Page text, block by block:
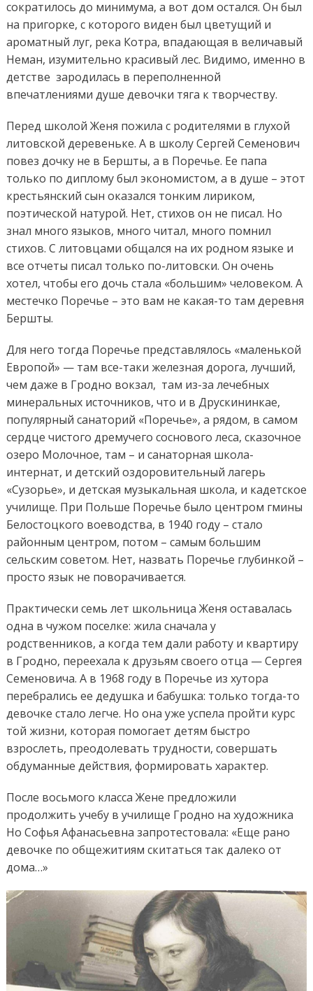
сократилось до минимума, а вот дом остался. Он был
на пригорке, с которого виден был цветущий и
ароматный луг, река Котра, впадающая в величавый
Неман, изумительно красивый лес. Видимо, именно в
детстве зародилась в переполненной
впечатлениями душе девочки тяга к творчеству.
Перед школой Женя пожила с родителями в глухой
литовской деревеньке. А в школу Сергей Семенович
повез дочку не в Бершты, а в Поречье. Ее папа
только по диплому был экономистом, а в душе – этот
крестьянский сын оказался тонким лириком,
поэтической натурой. Нет, стихов он не писал. Но
знал много языков, много читал, много помнил
стихов. С литовцами общался на их родном языке и
все отчеты писал только по-литовски. Он очень
хотел, чтобы его дочь стала «большим» человеком. А
местечко Поречье – это вам не какая-то там деревня
Бершты.
Для него тогда Поречье представлялось «маленькой
Европой» — там все-таки железная дорога, лучший,
чем даже в Гродно вокзал, там из-за лечебных
минеральных источников, что и в Друскининкае,
популярный санаторий «Поречье», а рядом, в самом
сердце чистого дремучего соснового леса, сказочное
озеро Молочное, там – и санаторная школа-
интернат, и детский оздоровительный лагерь
«Сузорье», и детская музыкальная школа, и кадетское
училище. При Польше Поречье было центром гмины
Белостоцкого воеводства, в 1940 году – стало
районным центром, потом – самым большим
сельским советом. Нет, назвать Поречье глубинкой –
просто язык не поворачивается.
Практически семь лет школьница Женя оставалась
одна в чужом поселке: жила сначала у
родственников, а когда тем дали работу и квартиру
в Гродно, переехала к друзьям своего отца — Сергея
Семеновича. А в 1968 году в Поречье из хутора
перебрались ее дедушка и бабушка: только тогда-то
девочке стало легче. Но она уже успела пройти курс
той жизни, которая помогает детям быстро
взрослеть, преодолевать трудности, совершать
обдуманные действия, формировать характер.
После восьмого класса Жене предложили
продолжить учебу в училище Гродно на художника
Но Софья Афанасьевна запротестовала: «Еще рано
девочке по общежитиям скитаться так далеко от
дома…»